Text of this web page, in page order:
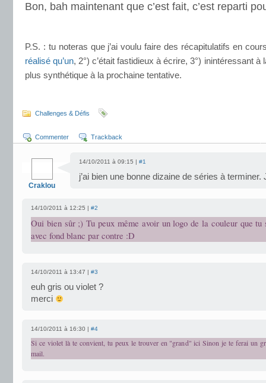
Bon, bah maintenant que c’est fait, c’est reparti
P.S. : tu noteras que j’ai voulu faire des récapitulatifs en
réalisé qu’un, 2°) c’était fastidieux à écrire, 3°) inintéressant
plus synthétique à la prochaine tentative.
Challenges & Défis
Commenter Trackback
Craklou
14/10/2011 à 09:15 | #1
j’ai bien une bonne dizaine de séries à
14/10/2011 à 12:25 | #2
Oui bien sûr ;) Tu peux même avoir un logo de la couleur que tu
avec fond blanc par contre :D
14/10/2011 à 13:47 | #3
euh gris ou violet ?
merci
14/10/2011 à 16:30 | #4
Si ce violet là te convient, tu peux le trouver en "grand" ici Sinon je te ferai un
mail.